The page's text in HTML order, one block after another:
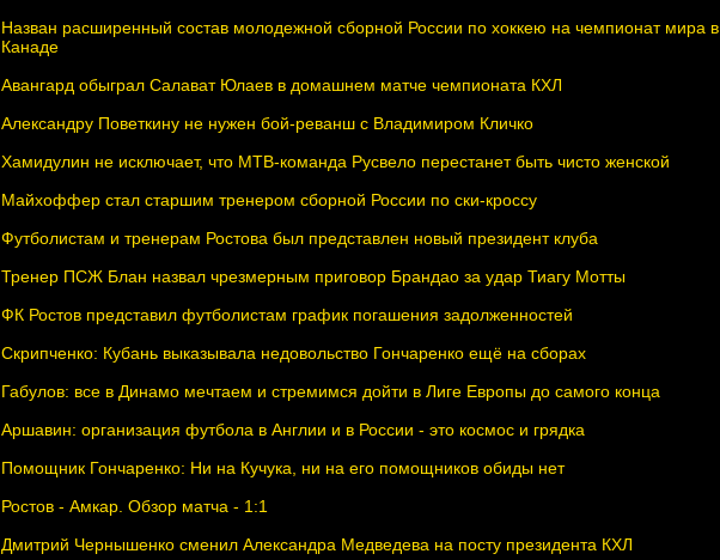
Назван расширенный состав молодежной сборной России по хоккею на чемпионат мира в
Канаде
Авангард обыграл Салават Юлаев в домашнем матче чемпионата КХЛ
Александру Поветкину не нужен бой-реванш с Владимиром Кличко
Хамидулин не исключает, что МТВ-команда Русвело перестанет быть чисто женской
Майхоффер стал старшим тренером сборной России по ски-кроссу
Футболистам и тренерам Ростова был представлен новый президент клуба
Тренер ПСЖ Блан назвал чрезмерным приговор Брандао за удар Тиагу Мотты
ФК Ростов представил футболистам график погашения задолженностей
Скрипченко: Кубань выказывала недовольство Гончаренко ещё на сборах
Габулов: все в Динамо мечтаем и стремимся дойти в Лиге Европы до самого конца
Аршавин: организация футбола в Англии и в России - это космос и грядка
Помощник Гончаренко: Ни на Кучука, ни на его помощников обиды нет
Ростов - Амкар. Обзор матча - 1:1
Дмитрий Чернышенко сменил Александра Медведева на посту президента КХЛ